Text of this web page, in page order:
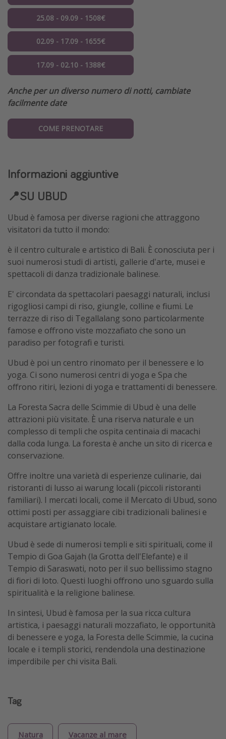
25.08 - 09.09 - 1508€
02.09 - 17.09 - 1655€
17.09 - 02.10 - 1388€
Anche per un diverso numero di notti, cambiate
facilmente date
COME PRENOTARE
Informazioni aggiuntive
📍SU UBUD
Ubud è famosa per diverse ragioni che attraggono
visitatori da tutto il mondo:
è il centro culturale e artistico di Bali. È conosciuta per i
suoi numerosi studi di artisti, gallerie d'arte, musei e
spettacoli di danza tradizionale balinese.
E' circondata da spettacolari paesaggi naturali, inclusi
rigogliosi campi di riso, giungle, colline e fiumi. Le
terrazze di riso di Tegallalang sono particolarmente
famose e offrono viste mozzafiato che sono un
paradiso per fotografi e turisti​.
Ubud è poi un centro rinomato per il benessere e lo
yoga. Ci sono numerosi centri di yoga e Spa che
offrono ritiri, lezioni di yoga e trattamenti di benessere.
La Foresta Sacra delle Scimmie di Ubud è una delle
attrazioni più visitate. È una riserva naturale e un
complesso di templi che ospita centinaia di macachi
dalla coda lunga. La foresta è anche un sito di ricerca e
conservazione​​.
Offre inoltre una varietà di esperienze culinarie, dai
ristoranti di lusso ai warung locali (piccoli ristoranti
familiari). I mercati locali, come il Mercato di Ubud, sono
ottimi posti per assaggiare cibi tradizionali balinesi e
acquistare artigianato locale​​.
Ubud è sede di numerosi templi e siti spirituali, come il
Tempio di Goa Gajah (la Grotta dell'Elefante) e il
Tempio di Saraswati, noto per il suo bellissimo stagno
di fiori di loto. Questi luoghi offrono uno sguardo sulla
spiritualità e la religione balinese​.
In sintesi, Ubud è famosa per la sua ricca cultura
artistica, i paesaggi naturali mozzafiato, le opportunità
di benessere e yoga, la Foresta delle Scimmie, la cucina
locale e i templi storici, rendendola una destinazione
imperdibile per chi visita Bali.
Tag
Natura Vacanze al mare